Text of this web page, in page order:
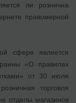
ли рознична
правомерной
сфере является
«О правилах
от 30 июля
торговля
отделы магазинов